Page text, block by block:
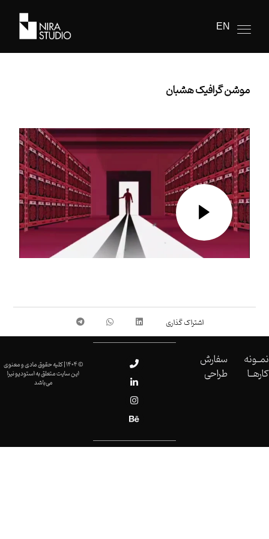
EN
موشن گرافیک هشبان
نمــونه
کارهــا
سفارش
طراحی
© 1404 | کلیه حقوق مادی و معنوی
این سایت متعلق به استودیو نیرا
می‌باشد